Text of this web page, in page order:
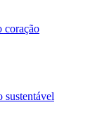
coração
sustentável